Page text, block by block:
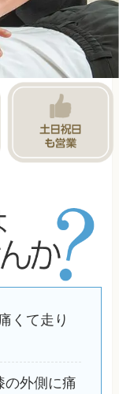
くて走り
の外側に痛